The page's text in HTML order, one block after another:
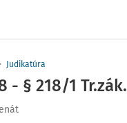
Judikatúra
- § 218/1 Tr.zák.